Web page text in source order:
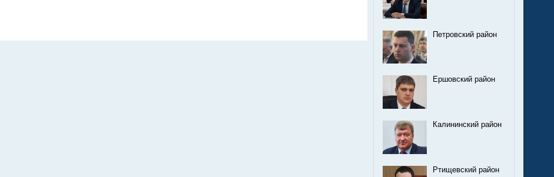
Петровский район
Ершовский район
Калининский район
Ртищевский район